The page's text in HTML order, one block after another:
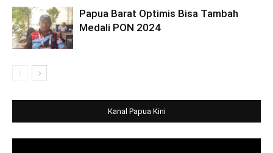
Papua Barat Optimis Bisa Tambah
Medali PON 2024
Kanal Papua Kini